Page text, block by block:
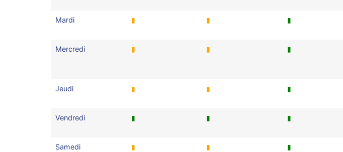
Mardi ▮ ▮ ▮
Mercredi ▮ ▮ ▮
Jeudi ▮ ▮ ▮
Vendredi ▮ ▮ ▮
Samedi ▮ ▮ ▮